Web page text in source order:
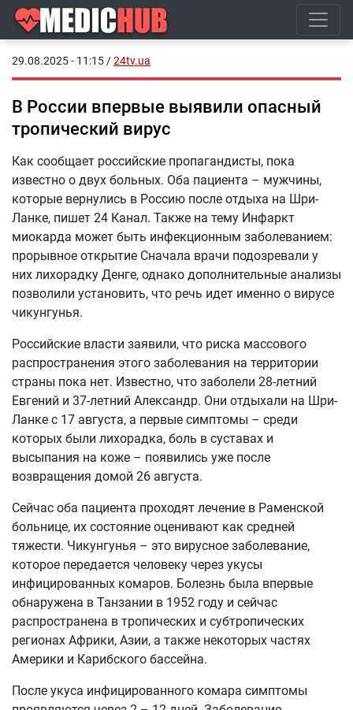
29.08.2025 - 11:15 /24tv.ua
В России впервые выявили опасный
тропический вирус
Как сообщает российские пропагандисты, пока
известно о двух больных. Оба пациента – мужчины,
которые вернулись в Россию после отдыха на Шри-
Ланке, пишет 24 Канал. Также на тему Инфаркт
миокарда может быть инфекционным заболеванием:
прорывное открытие Сначала врачи подозревали у
них лихорадку Денге, однако дополнительные анализы
позволили установить, что речь идет именно о вирусе
чикунгунья.
Российские власти заявили, что риска массового
распространения этого заболевания на территории
страны пока нет. Известно, что заболели 28-летний
Евгений и 37-летний Александр. Они отдыхали на Шри-
Ланке с 17 августа, а первые симптомы – среди
которых были лихорадка, боль в суставах и
высыпания на коже – появились уже после
возвращения домой 26 августа.
Сейчас оба пациента проходят лечение в Раменской
больнице, их состояние оценивают как средней
тяжести. Чикунгунья – это вирусное заболевание,
которое передается человеку через укусы
инфицированных комаров. Болезнь была впервые
обнаружена в Танзании в 1952 году и сейчас
распространена в тропических и субтропических
регионах Африки, Азии, а также некоторых частях
Америки и Карибского бассейна.
После укуса инфицированного комара симптомы